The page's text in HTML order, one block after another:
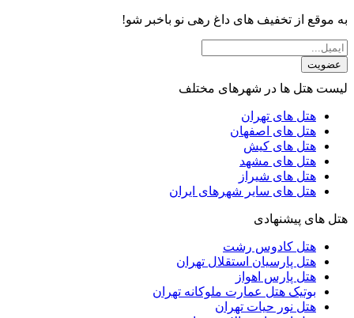
به موقع از تخفیف های داغ رهی نو باخبر شو!
عضویت
لیست هتل ها در شهرهای مختلف
هتل های تهران
هتل های اصفهان
هتل های کیش
هتل های مشهد
هتل های شیراز
هتل های سایر شهرهای ایران
هتل های پیشنهادی
هتل کادوس رشت
هتل پارسیان استقلال تهران
هتل پارس اهواز
بوتیک هتل عمارت ملوکانه تهران
هتل نور حیات تهران